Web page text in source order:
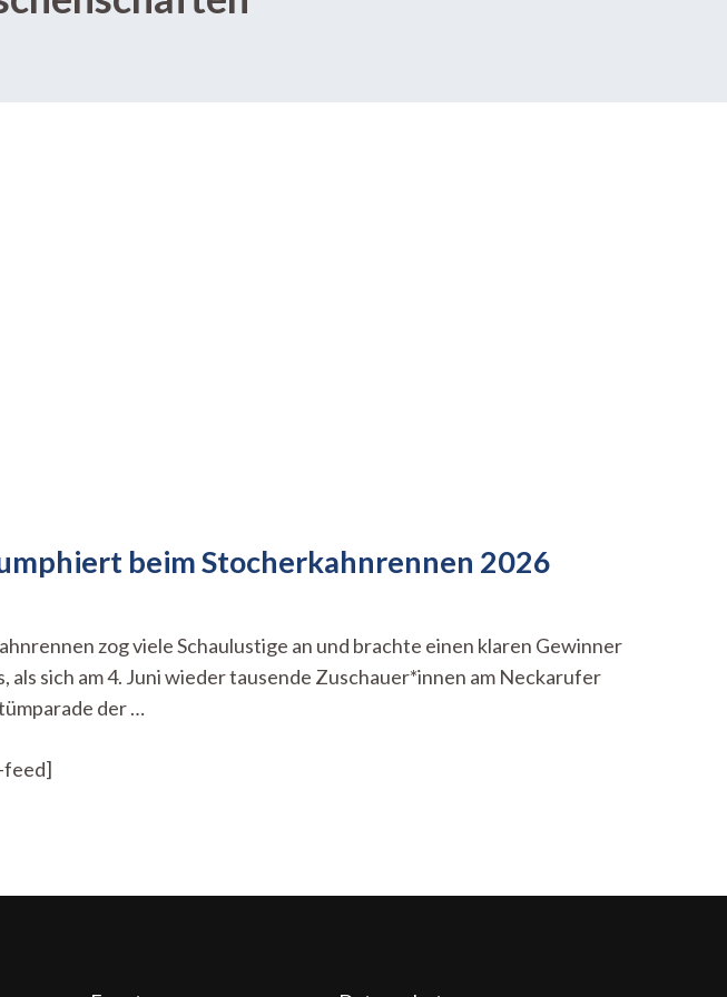
beim Stocherkahnrennen 2026
zog viele Schaulustige an und brachte einen klaren Gewinner
sich am 4. Juni wieder tausende Zuschauer*innen am Neckarufer
der …
feed]